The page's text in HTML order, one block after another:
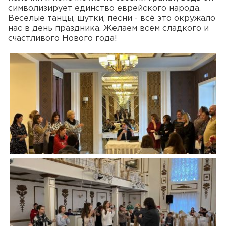
символизирует единство еврейского народа.
Веселые танцы, шутки, песни - всё это окружало
нас в день праздника. Желаем всем сладкого и
счастливого Нового года!